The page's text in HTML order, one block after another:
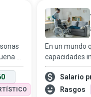
a
En un mundo
capacidades
con
apoyo a
cumplen el
Salario
Rasgos